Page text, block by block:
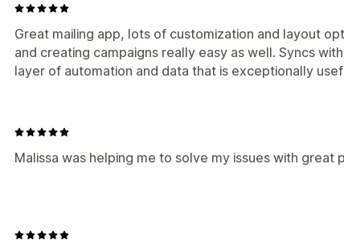
Great mailing app, lots of customization and layout
and creating campaigns really easy as well. Syncs
layer of automation and data that is exceptionally
Malissa was helping me to solve my issues with great